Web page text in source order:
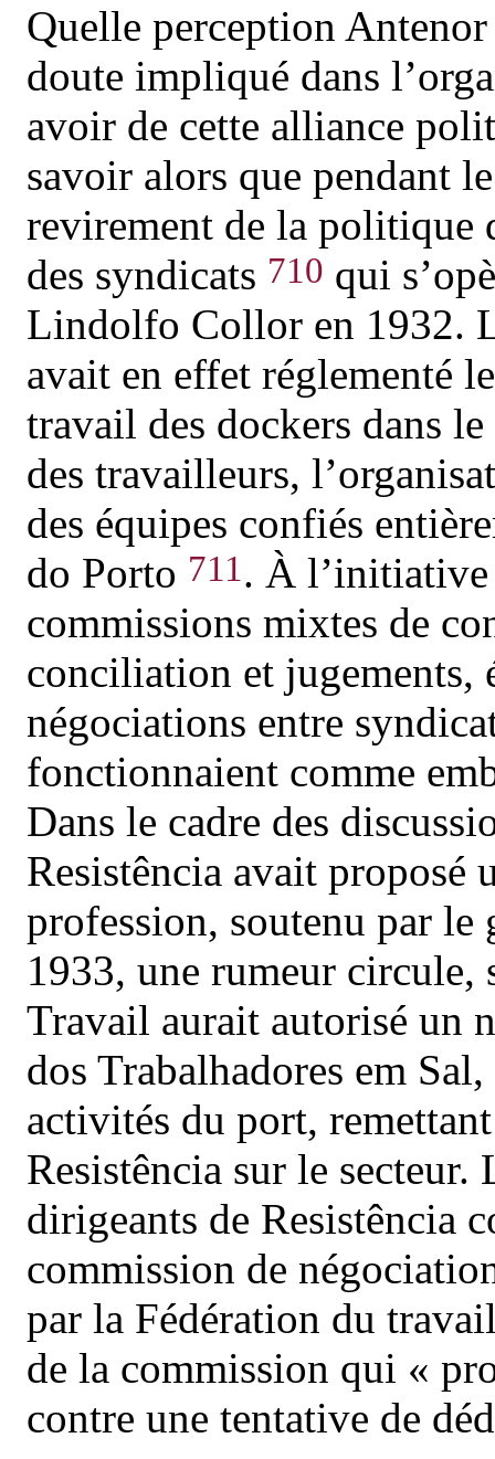
Quelle perception
doute impliqué dans
avoir de cette alliance
savoir alors que pendant
revirement de la politique
des syndicats 710 qui
Lindolfo Collor en 1932.
avait en effet réglementé
travail des dockers dans
des travailleurs,
des équipes confiés
do Porto 711. À
commissions mixtes de
conciliation et jugements,
négociations entre
fonctionnaient comme
Dans le cadre des
Resistência avait proposé
profession, soutenu par
1933, une rumeur circule,
Travail aurait autorisé un
dos Trabalhadores em
activités du port,
Resistência sur le
dirigeants de Resistência
commission de
par la Fédération du
de la commission qui «
contre une tentative de